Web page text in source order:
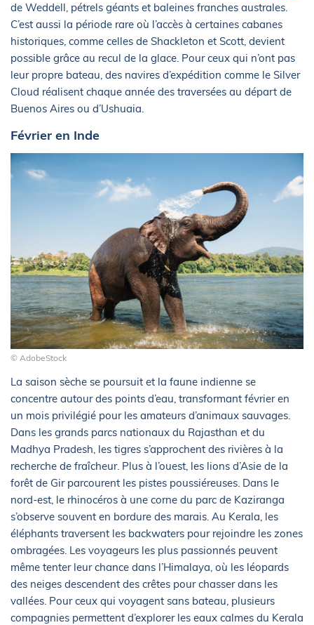
de Weddell, pétrels géants et baleines franches australes.
C’est aussi la période rare où l’accès à certaines cabanes
historiques, comme celles de Shackleton et Scott, devient
possible grâce au recul de la glace. Pour ceux qui n’ont pas
leur propre bateau, des navires d’expédition comme le Silver
Cloud réalisent chaque année des traversées au départ de
Buenos Aires ou d’Ushuaia.
Février en Inde
© AdobeStock
La saison sèche se poursuit et la faune indienne se
concentre autour des points d’eau, transformant février en
un mois privilégié pour les amateurs d’animaux sauvages.
Dans les grands parcs nationaux du Rajasthan et du
Madhya Pradesh, les tigres s’approchent des rivières à la
recherche de fraîcheur. Plus à l’ouest, les lions d’Asie de la
forêt de Gir parcourent les pistes poussiéreuses. Dans le
nord-est, le rhinocéros à une corne du parc de Kaziranga
s’observe souvent en bordure des marais. Au Kerala, les
éléphants traversent les backwaters pour rejoindre les zones
ombragées. Les voyageurs les plus passionnés peuvent
même tenter leur chance dans l’Himalaya, où les léopards
des neiges descendent des crêtes pour chasser dans les
vallées. Pour ceux qui voyagent sans bateau, plusieurs
compagnies permettent d’explorer les eaux calmes du Kerala